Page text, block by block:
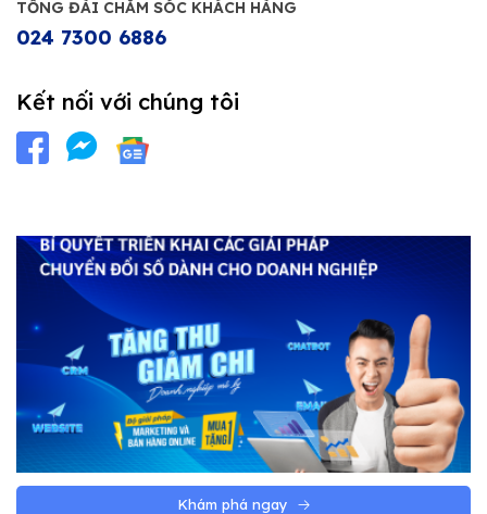
TỔNG ĐÀI CHĂM SÓC KHÁCH HÀNG
024 7300 6886
Kết nối với chúng tôi
Khám phá ngay